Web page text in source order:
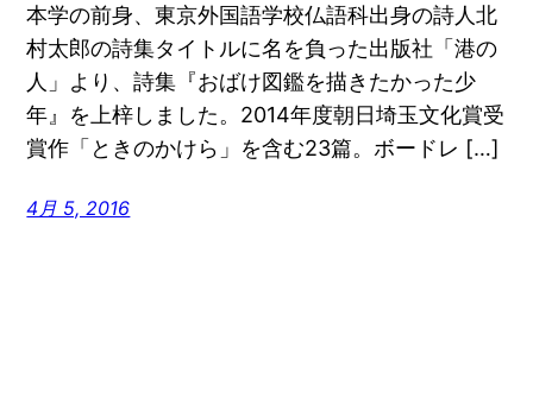
本学の前身、東京外国語学校仏語科出身の詩人北
村太郎の詩集タイトルに名を負った出版社「港の
人」より、詩集『おばけ図鑑を描きたかった少
年』を上梓しました。2014年度朝日埼玉文化賞受
賞作「ときのかけら」を含む23篇。ボードレ […]
4月 5, 2016